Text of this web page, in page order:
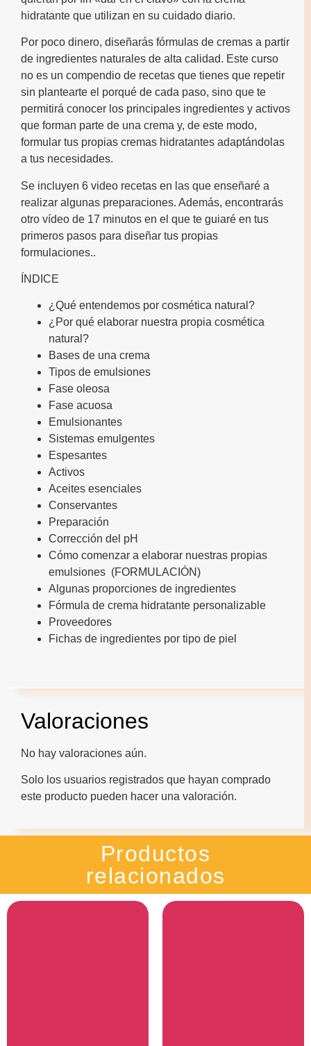
hidratante que utilizan en su cuidado diario.
Por poco dinero, diseñarás fórmulas de cremas a partir
de ingredientes naturales de alta calidad. Este curso
no es un compendio de recetas que tienes que repetir
sin plantearte el porqué de cada paso, sino que te
permitirá conocer los principales ingredientes y activos
que forman parte de una crema y, de este modo,
formular tus propias cremas hidratantes adaptándolas
a tus necesidades.
Se incluyen 6 video recetas en las que enseñaré a
realizar algunas preparaciones. Además, encontrarás
otro vídeo de 17 minutos en el que te guiaré en tus
primeros pasos para diseñar tus propias
formulaciones..
ÍNDICE
¿Qué entendemos por cosmética natural?
¿Por qué elaborar nuestra propia cosmética
natural?
Bases de una crema
Tipos de emulsiones
Fase oleosa
Fase acuosa
Emulsionantes
Sistemas emulgentes
Espesantes
Activos
Aceites esenciales
Conservantes
Preparación
Corrección del pH
Cómo comenzar a elaborar nuestras propias
emulsiones (FORMULACIÓN)
Algunas proporciones de ingredientes
Fórmula de crema hidratante personalizable
Proveedores
Fichas de ingredientes por tipo de piel
Valoraciones
No hay valoraciones aún.
Solo los usuarios registrados que hayan comprado
este producto pueden hacer una valoración.
Productos
relacionados